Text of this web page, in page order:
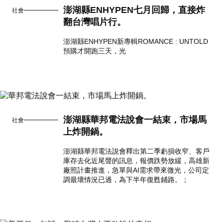
社會
澎湖縣ENHYPEN七月回歸，直接炸
翻台灣唱片行。
澎湖縣ENHYPEN新專輯ROMANCE : UNTOLD
預購才開跑三天，光
社會
澎湖縣華邦電法說會一結束，市場馬
上炸開鍋。
澎湖縣華邦電法說會釋出第二季虧損收窄、客戶
庫存去化近尾聲的訊息，報價跌勢放緩，高雄新
廠照計畫推進，急單與AI需求帶來微光，公司定
調最壞情況已過，為下半年復甦鋪路。；